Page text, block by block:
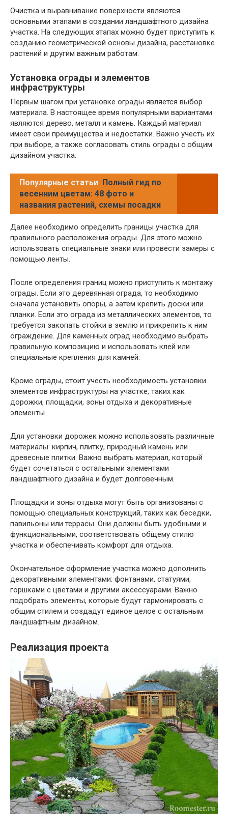
Очистка и выравнивание поверхности являются
основными этапами в создании ландшафтного дизайна
участка. На следующих этапах можно будет приступить к
созданию геометрической основы дизайна, расстановке
растений и другим важным работам.
Установка ограды и элементов
инфраструктуры
Первым шагом при установке ограды является выбор
материала. В настоящее время популярными вариантами
являются дерево, металл и камень. Каждый материал
имеет свои преимущества и недостатки. Важно учесть их
при выборе, а также согласовать стиль ограды с общим
дизайном участка.
Популярные статьи Полный гид по
весенним цветам: 48 фото и
названия растений, схемы посадки
Далее необходимо определить границы участка для
правильного расположения ограды. Для этого можно
использовать специальные знаки или провести замеры с
помощью ленты.
После определения границ можно приступить к монтажу
ограды. Если это деревянная ограда, то необходимо
сначала установить опоры, а затем крепить доски или
планки. Если это ограда из металлических элементов, то
требуется закопать стойки в землю и прикрепить к ним
ограждение. Для каменных оград необходимо выбрать
правильную композицию и использовать клей или
специальные крепления для камней.
Кроме ограды, стоит учесть необходимость установки
элементов инфраструктуры на участке, таких как
дорожки, площадки, зоны отдыха и декоративные
элементы.
Для установки дорожек можно использовать различные
материалы: кирпич, плитку, природный камень или
древесные плитки. Важно выбрать материал, который
будет сочетаться с остальными элементами
ландшафтного дизайна и будет долговечным.
Площадки и зоны отдыха могут быть организованы с
помощью специальных конструкций, таких как беседки,
павильоны или террасы. Они должны быть удобными и
функциональными, соответствовать общему стилю
участка и обеспечивать комфорт для отдыха.
Окончательное оформление участка можно дополнить
декоративными элементами: фонтанами, статуями,
горшками с цветами и другими аксессуарами. Важно
подобрать элементы, которые будут гармонировать с
общим стилем и создадут единое целое с остальным
ландшафтным дизайном.
Реализация проекта